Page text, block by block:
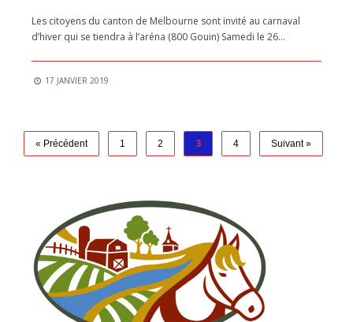
Les citoyens du canton de Melbourne sont invité au carnaval
d’hiver qui se tiendra à l’aréna (800 Gouin) Samedi le 26...
17 JANVIER 2019
« Précédent 1 2 3 4 Suivant »